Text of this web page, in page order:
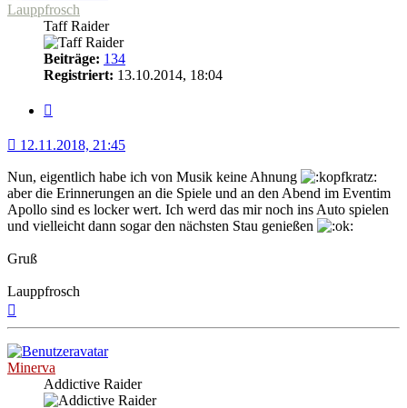
Lauppfrosch
Taff Raider
Beiträge: 134
Registriert: 13.10.2014, 18:04
12.11.2018, 21:45
Nun, eigentlich habe ich von Musik keine Ahnung
aber die Erinnerungen an die Spiele und an den Abend im Eventim
Apollo sind es locker wert. Ich werd das mir noch ins Auto spielen
und vielleicht dann sogar den nächsten Stau genießen
Gruß
Lauppfrosch
oben
Minerva
Addictive Raider